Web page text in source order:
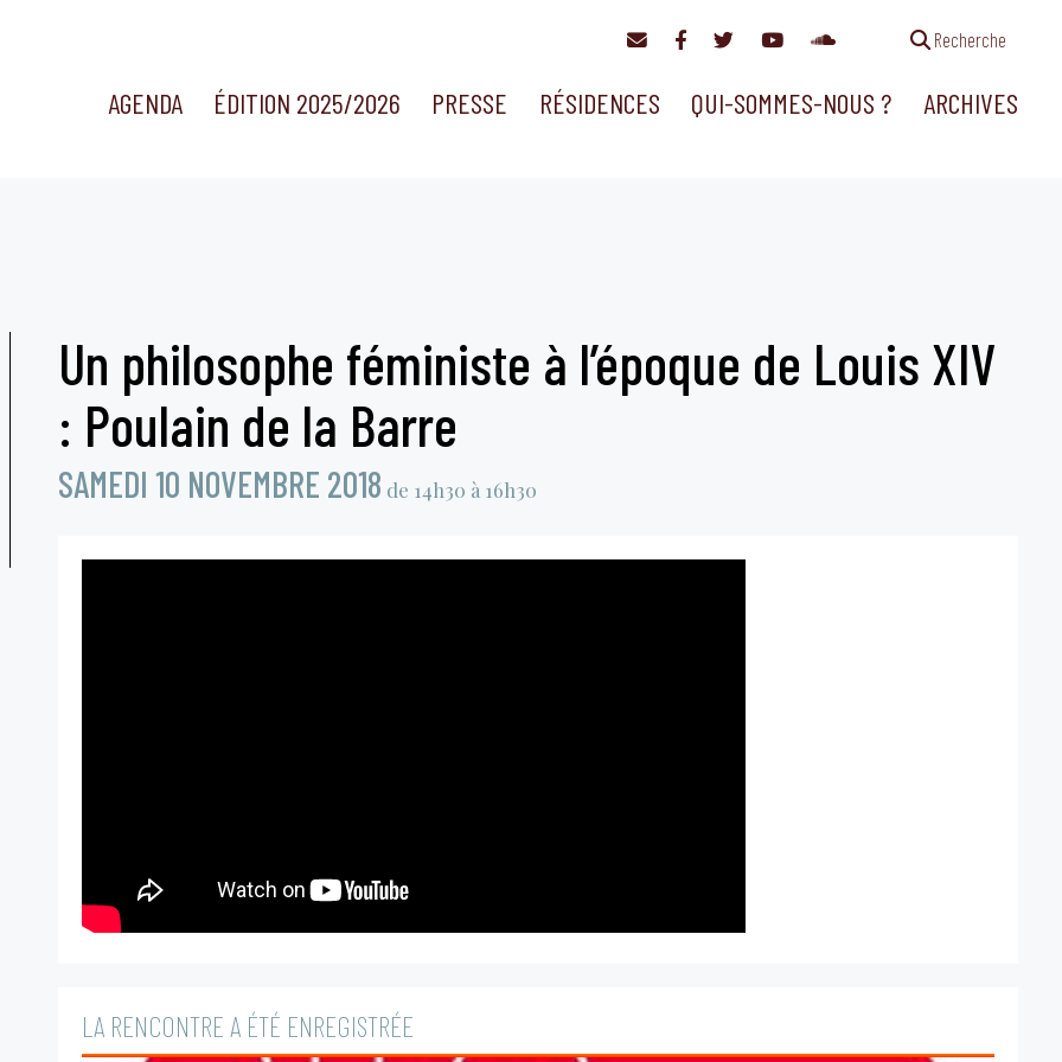
Recherche
AGENDA ÉDITION 2025/2026 PRESSE RÉSIDENCES QUI-SOMMES-NOUS ? ARCHIVES
Un philosophe féministe à l’époque de Louis XIV
: Poulain de la Barre
SAMEDI 10 NOVEMBRE 2018 de 14h30 à 16h30
LA RENCONTRE A ÉTÉ ENREGISTRÉE